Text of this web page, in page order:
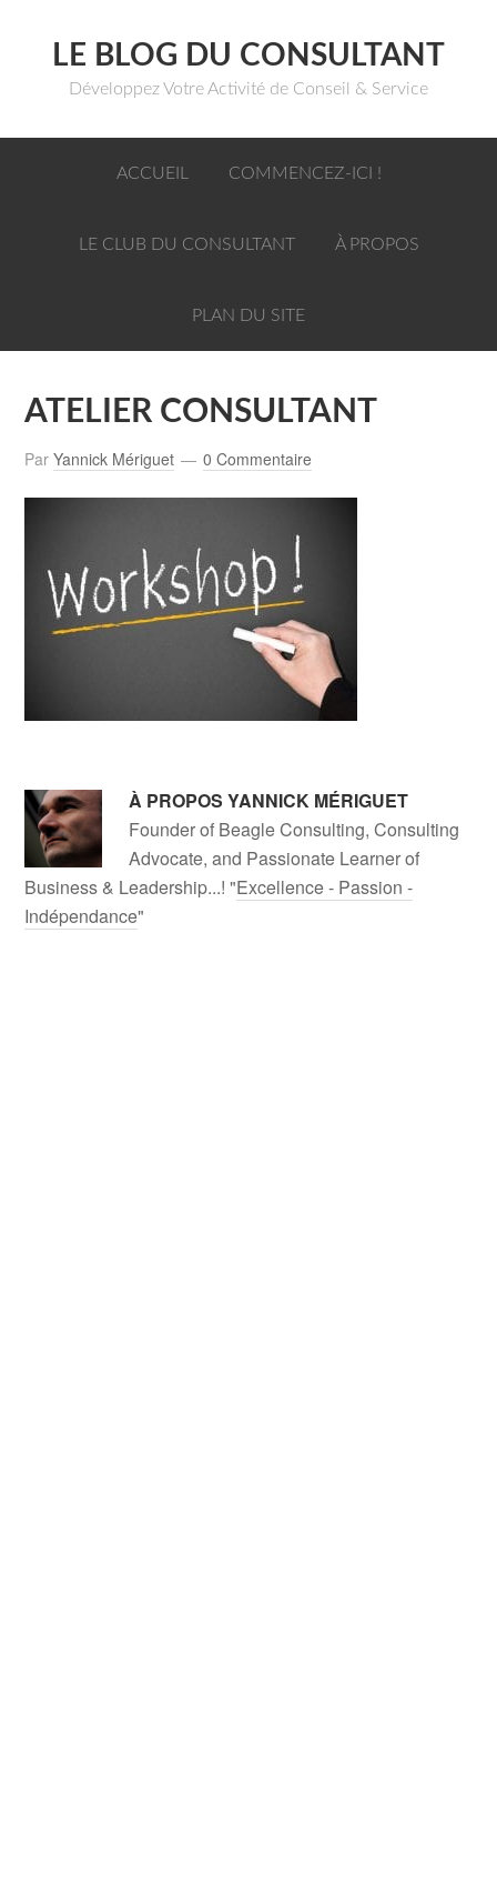
LE BLOG DU CONSULTANT
Développez Votre Activité de Conseil & Service
ACCUEIL COMMENCEZ-ICI !
LE CLUB DU CONSULTANT À PROPOS
PLAN DU SITE
ATELIER CONSULTANT
ParYannick Mériguet 0 Commentaire
À PROPOSYANNICK MÉRIGUET
Founder of Beagle Consulting, Consulting
Advocate, and Passionate Learner of
Business & Leadership...! "Excellence - Passion -
Indépendance"